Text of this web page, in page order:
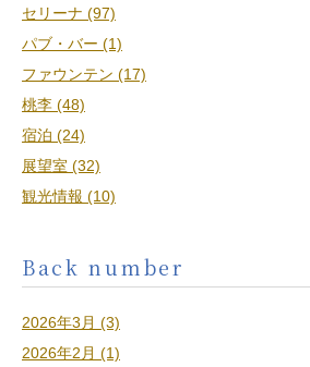
セリーナ (97)
パブ・バー (1)
ファウンテン (17)
桃李 (48)
宿泊 (24)
展望室 (32)
観光情報 (10)
Back number
2026年3月 (3)
2026年2月 (1)